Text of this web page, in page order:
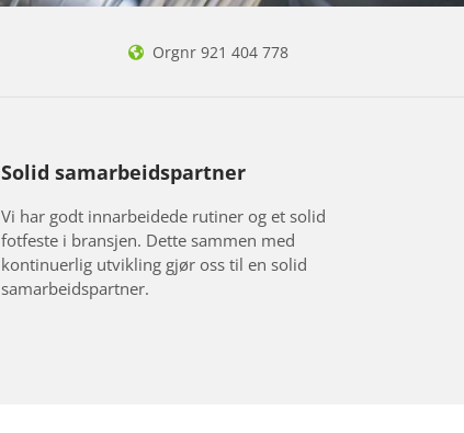
 Orgnr 921 404 778
Solid samarbeidspartner
Vi har godt innarbeidede rutiner og et solid
fotfeste i bransjen. Dette sammen med
kontinuerlig utvikling gjør oss til en solid
samarbeidspartner.